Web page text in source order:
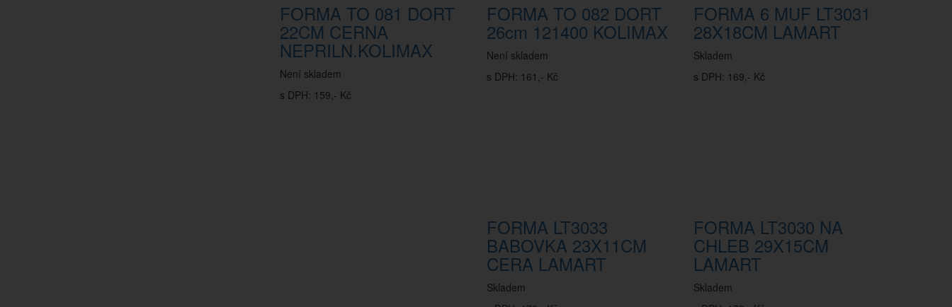
FORMA TO 081 DORT
22CM CERNA
NEPRILN.KOLIMAX
Není skladem
s DPH: 159,- Kč
FORMA TO 082 DORT
26cm 121400 KOLIMAX
Není skladem
s DPH: 161,- Kč
FORMA 6 MUF LT3031
28X18CM LAMART
Skladem
s DPH: 169,- Kč
FORMA LT3033
BABOVKA 23X11CM
CERA LAMART
Skladem
FORMA LT3030 NA
CHLEB 29X15CM
LAMART
Skladem